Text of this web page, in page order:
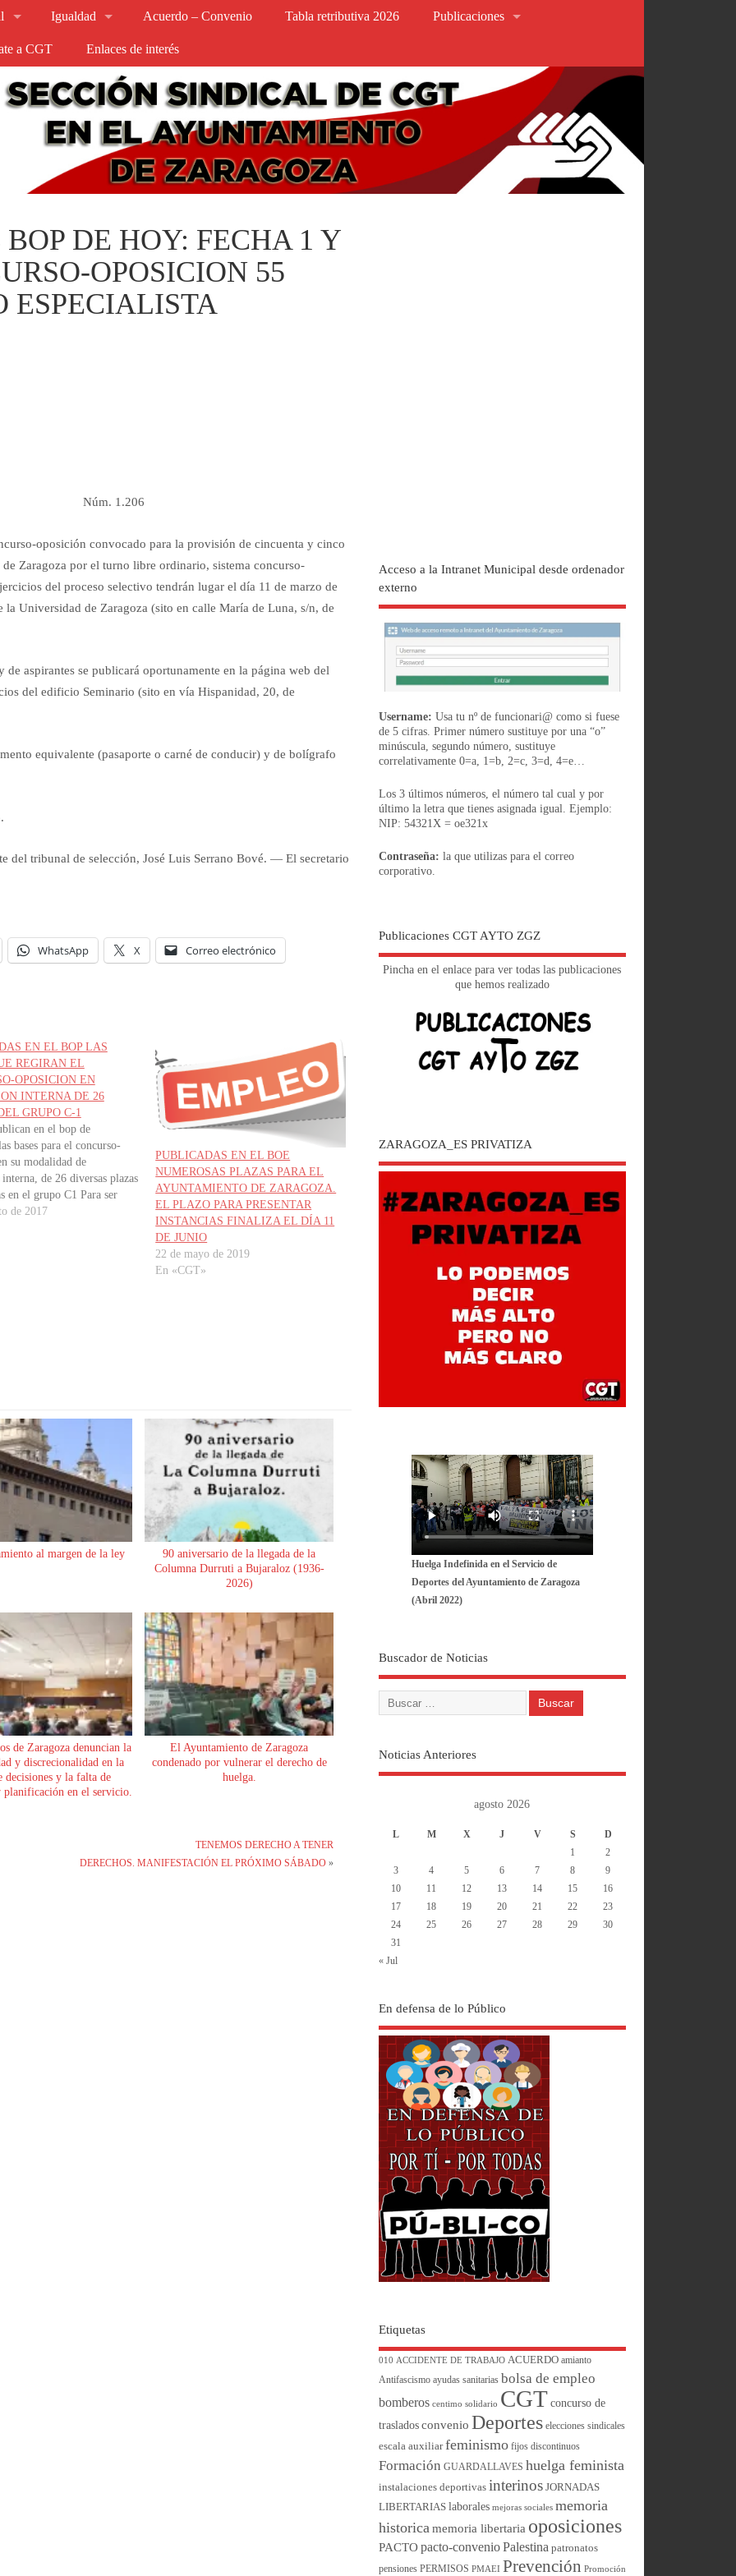
Igualdad Acuerdo – Convenio Tabla retributiva 2026 Publicaciones
a CGT Enlaces de interés
DE HOY: FECHA 1 Y
OPOSICION 55
ESPECIALISTA
Núm. 1.206
oposición convocado para la provisión de cincuenta y cinco
Zaragoza por el turno libre ordinario, sistema concurso-
del proceso selectivo tendrán lugar el día 11 de marzo de
Universidad de Zaragoza (sito en calle María de Luna, s/n, de
aspirantes se publicará oportunamente en la página web del
del edificio Seminario (sito en vía Hispanidad, 20, de
equivalente (pasaporte o carné de conducir) y de bolígrafo
del tribunal de selección, José Luis Serrano Bové. — El secretario
WhatsApp X Correo electrónico
EN EL BOP LAS
REGIRAN EL
OPOSICION EN
INTERNA DE 26
GRUPO C-1
en el bop de
bases para el concurso-
su modalidad de
de 26 diversas plazas
en el grupo C1 Para ser
este proceso selectivo las
deberán reunir los
de 2017
PUBLICADAS EN EL BOE
NUMEROSAS PLAZAS PARA EL
AYUNTAMIENTO DE ZARAGOZA.
EL PLAZO PARA PRESENTAR
INSTANCIAS FINALIZA EL DÍA 11
DE JUNIO
22 de mayo de 2019
En «CGT»
al margen de la ley
90 aniversario de la llegada de la
Columna Durruti a Bujaraloz (1936-
2026)
de Zaragoza denuncian la
y discrecionalidad en la
decisiones y la falta de
en el servicio.
El Ayuntamiento de Zaragoza
condenado por vulnerar el derecho de
huelga.
TENEMOS DERECHO A TENER
DERECHOS. MANIFESTACIÓN EL PRÓXIMO SÁBADO »
Acceso a la Intranet Municipal desde ordenador
externo
Username: Usa tu nº de funcionari@ como si fuese
de 5 cifras. Primer número sustituye por una “o”
minúscula, segundo número, sustituye
correlativamente 0=a, 1=b, 2=c, 3=d, 4=e…
Los 3 últimos números, el número tal cual y por
último la letra que tienes asignada igual. Ejemplo:
NIP: 54321X = oe321x
Contraseña: la que utilizas para el correo
corporativo.
Publicaciones CGT AYTO ZGZ
Pincha en el enlace para ver todas las publicaciones
que hemos realizado
ZARAGOZA_ES PRIVATIZA
Huelga Indefinida en el Servicio de
Deportes del Ayuntamiento de Zaragoza
(Abril 2022)
Buscador de Noticias
Noticias Anteriores
agosto 2026
L M X J V S
D
1
2
3
4 5 6 7 8
9
10
11 12 13 14 15
16
17
18 19 20 21 22
23
24
25 26 27 28 29
30
31
« Jul
En defensa de lo Público
Etiquetas
010 ACCIDENTE DE TRABAJO ACUERDO amianto
Antifascismo ayudas sanitarias bolsa de empleo
bomberos centimo solidario CGT concurso de
traslados convenio Deportes elecciones sindicales
escala auxiliar feminismo fijos discontinuos
Formación GUARDALLAVES huelga feminista
instalaciones deportivas interinos JORNADAS
LIBERTARIAS laborales mejoras sociales memoria
historica memoria libertaria oposiciones
PACTO pacto-convenio Palestina patronatos
pensiones PERMISOS PMAEI Prevención Promoción